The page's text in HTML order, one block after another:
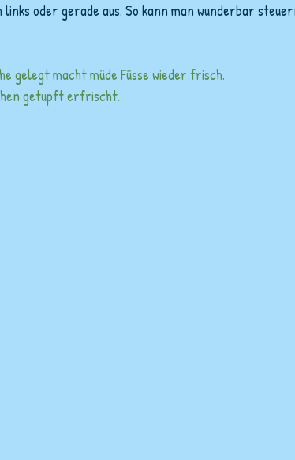
oder gerade aus. So kann man wunderbar
gelegt macht müde Füsse wieder frisch.
getupft erfrischt.